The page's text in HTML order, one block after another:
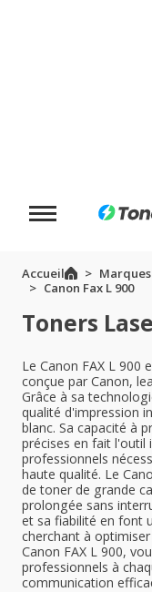
Accueil Marques
Canon Fax L 900
Toners
Le Canon FAX L 900
conçue par Canon,
Grâce à sa
qualité d'impression
blanc. Sa capacité à
précises en fait l'outil
professionnels
haute qualité. Le
de toner de grande
prolongée sans
et sa fiabilité en font
cherchant à
Canon FAX L 900,
professionnels à
communication